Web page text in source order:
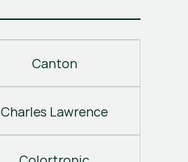
Canton
Charles Lawrence